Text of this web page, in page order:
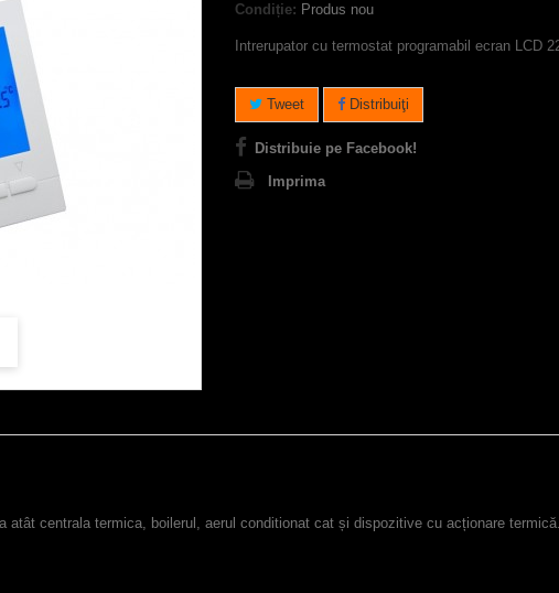
Condiție: Produs nou
Intrerupator cu termostat programabil ecran LCD
Tweet Distribuiţi
Distribuie pe Facebook!
Imprima
atât centrala termica, boilerul, aerul conditionat cat și dispozitive cu acționare